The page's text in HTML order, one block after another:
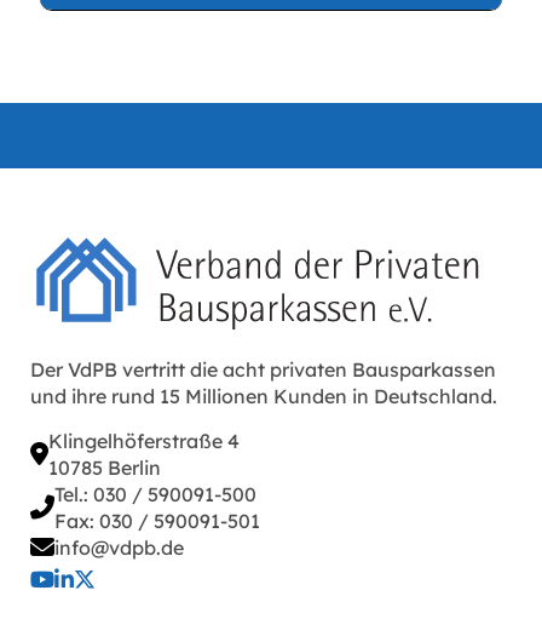
Der VdPB vertritt die acht privaten Bausparkassen
und ihre rund 15 Millionen Kunden in Deutschland.
Klingelhöferstraße 4
10785 Berlin
Tel.: 030 / 590091-500
Fax: 030 / 590091-501
info@vdpb.de